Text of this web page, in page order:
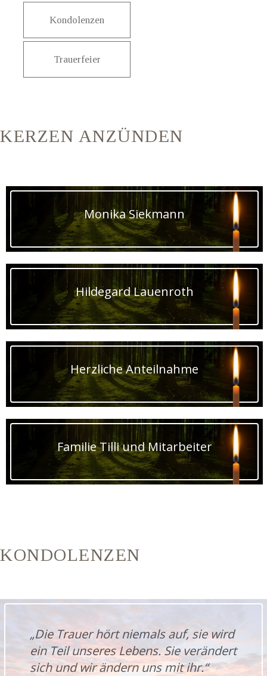
Kondolenzen
Trauerfeier
KERZEN ANZÜNDEN
Monika Siekmann
Hildegard Lauenroth
Herzliche Anteilnahme
Familie Tilli und Mitarbeiter
KONDOLENZEN
„Die Trauer hört niemals auf, sie wird
ein Teil unseres Lebens. Sie verändert
sich und wir ändern uns mit ihr.“